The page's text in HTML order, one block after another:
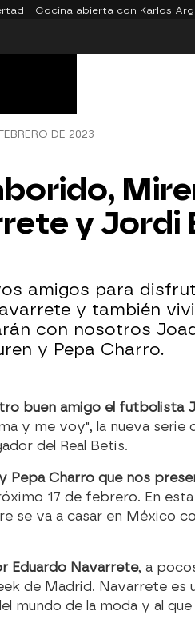
Cocina abierta con Karlos
DE 2023
y Jordi
amigos para
y también
con nosotros
y Pepa Charro.
buen amigo el futbolista
y me voy", la nueva serie
del Real Betis.
Charro que nos
17 de febrero. En
se va a casar en México
Eduardo Navarrete, a
de Madrid. Navarrete es
mundo de la moda y al